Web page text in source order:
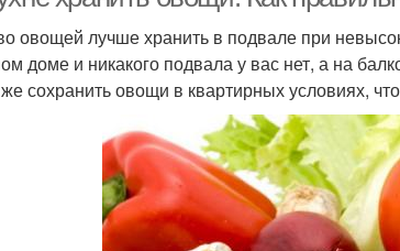
овощей лучше хранить в подвале при
доме и никакого подвала у вас нет, а на
же сохранить овощи в квартирных условиях,